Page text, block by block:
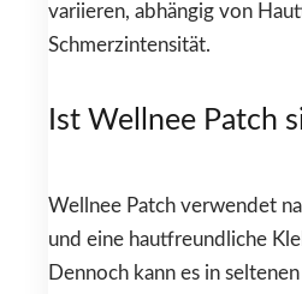
variieren, abhängig von
Schmerzintensität.
Ist Wellnee Patch
Wellnee Patch verwendet
und eine hautfreundliche
Dennoch kann es in